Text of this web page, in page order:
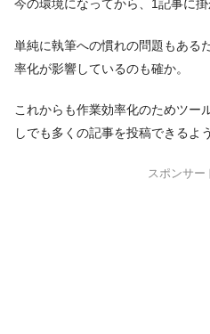
今の環境になってから、1記事に
単純に執筆への慣れの問題もある
率化が影響しているのも確か。
これからも作業効率化のためツー
しでも多くの記事を投稿できるよ
スポンサー